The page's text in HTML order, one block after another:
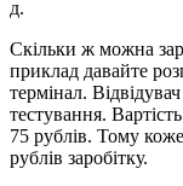
д.
Скільки ж можна
приклад давайте
термінал.
тестування.
75 рублів. Тому
рублів заробітку.